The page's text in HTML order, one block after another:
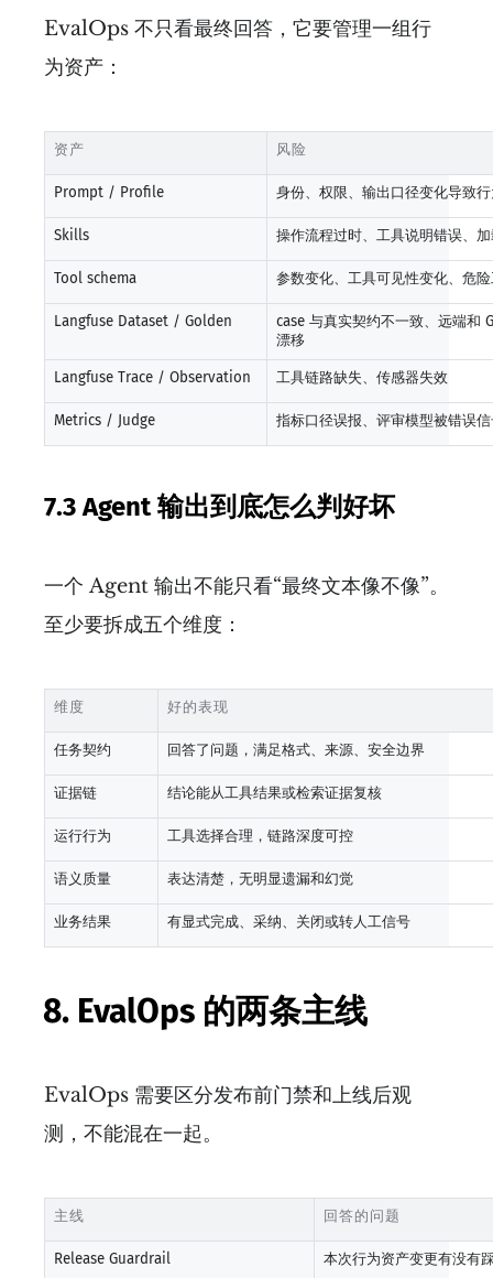
EvalOps 不只看最终回答，它要管理一组行
为资产：
资产 风险
Prompt / Profile 身份、权限、输出口径变化导致
Skills 操作流程过时、工具说明错误、
Tool schema 参数变化、工具可见性变化、危
Langfuse Dataset / Golden
case 与真实契约不一致、远端和
漂移
Langfuse Trace / Observation 工具链路缺失、传感器失效
Metrics / Judge 指标口径误报、评审模型被错误
7.3 Agent 输出到底怎么判好坏
一个 Agent 输出不能只看“最终文本像不像”。
至少要拆成五个维度：
维度 好的表现
任务契约 回答了问题，满足格式、来源、安全边界
证据链 结论能从工具结果或检索证据复核
运行行为 工具选择合理，链路深度可控
语义质量 表达清楚，无明显遗漏和幻觉
业务结果 有显式完成、采纳、关闭或转人工信号
8. EvalOps 的两条主线
EvalOps 需要区分发布前门禁和上线后观
测，不能混在一起。
主线 回答的问题
Release Guardrail 本次行为资产变更有没有